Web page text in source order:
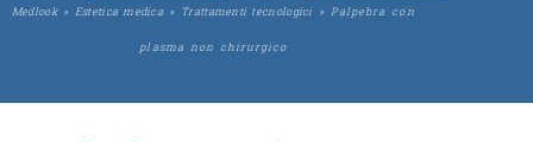
Medlook» Estetica medica » Trattamenti tecnologici» Palpebra con
plasma non chirurgico